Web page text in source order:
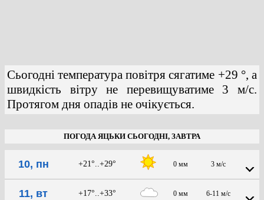
Сьогодні температура повітря сягатиме +29 °, а
швидкість вітру не перевищуватиме 3 м/с.
Протягом дня опадів не очікується.
ПОГОДА ЯЦЬКИ СЬОГОДНІ, ЗАВТРА
10, пн +21°..+29° 0 мм 3 м/с
11, вт +17°..+33° 0 мм 6-11 м/с